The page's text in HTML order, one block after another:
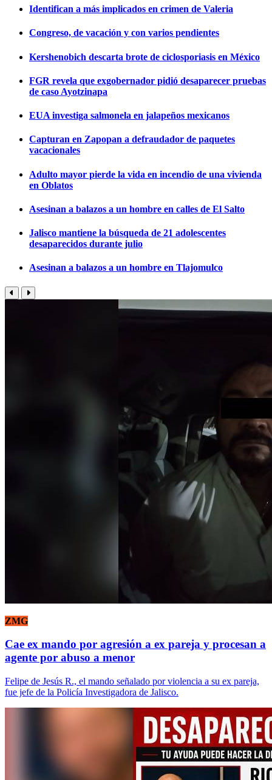
Identifican a más implicados en crimen de Valeria
Congreso, de vacación y con varios pendientes
Kershenobich descarta brote de ciclosporiasis en México
FGR revela que exgobernador pidió desaparecer pruebas
de caso Ayotzinapa
EUA investiga salmonela en jalapeños mexicanos
Capturan en Zapopan a defraudador de paquetes
vacacionales
Adulto mayor pierde la vida en incendio de una vivienda
en Oblatos
Asesinan a balazos a un hombre en calles de El Salto
Jalisco mantiene la búsqueda de 21 adolescentes
desaparecidos durante julio
Asesinan a balazos a un hombre en Tlajomulco
ZMG
Cae ex mando por agresión a ex pareja y procesan a
agente por abuso a menor
Felipe de Jesús R., el mando señalado por violencia a su ex pareja,
fue jefe de la Policía Investigadora de Jalisco.